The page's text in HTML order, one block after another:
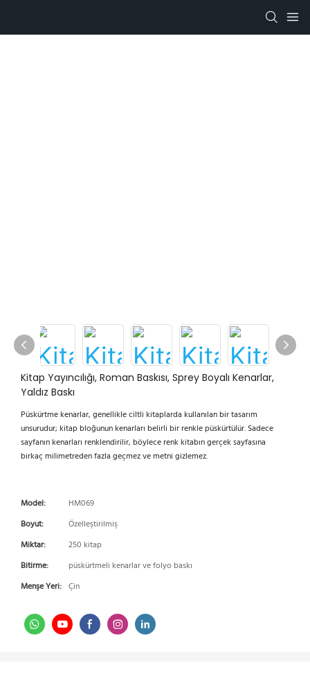
Kitap Yayıncılığı, Roman Baskısı, Sprey Boyalı Kenarlar,
Yaldız Baskı
Püskürtme kenarlar, genellikle ciltli kitaplarda kullanılan bir tasarım
unsurudur; kitap bloğunun kenarları belirli bir renkle püskürtülür. Sadece
sayfanın kenarları renklendirilir, böylece renk kitabın gerçek sayfasına
birkaç milimetreden fazla geçmez ve metni gizlemez.
Model:
HM069
Boyut:
Özelleştirilmiş
Miktar:
250 kitap
Bitirme:
püskürtmeli kenarlar ve folyo baskı
Menşe Yeri: Çin